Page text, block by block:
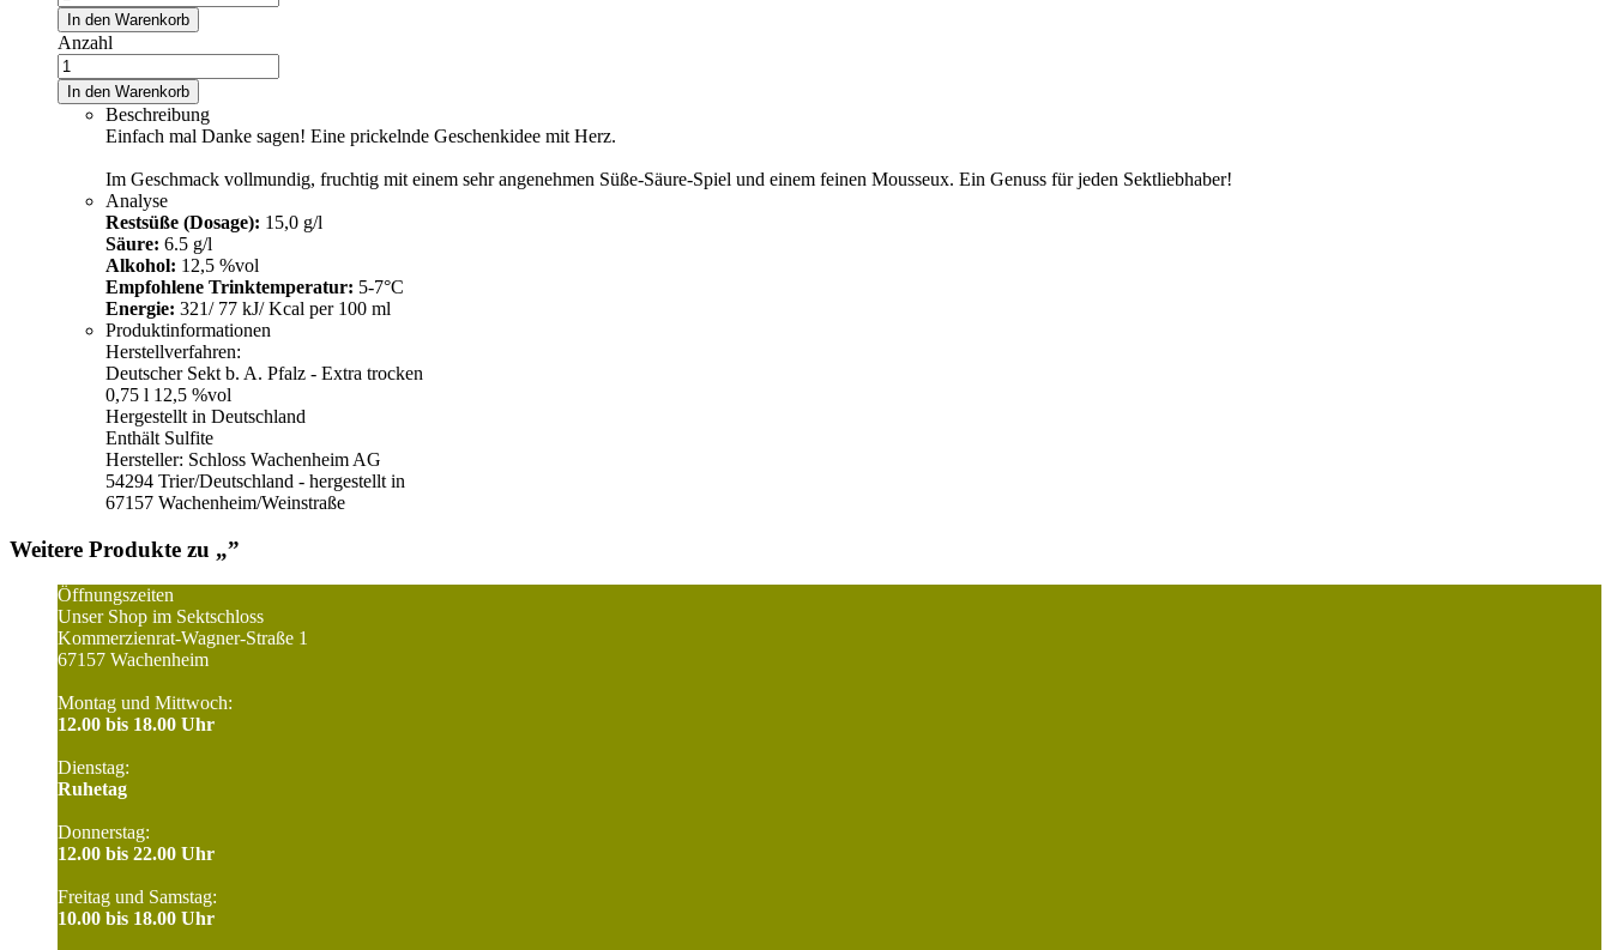
In den Warenkorb
Anzahl
In den Warenkorb
Beschreibung
Einfach mal Danke sagen! Eine prickelnde Geschenkidee mit Herz.
Im Geschmack vollmundig, fruchtig mit einem sehr angenehmen Süße-Säure-Spiel und einem feinen Mousseux. Ein Genuss für jeden Sektliebhaber!
Analyse
Restsüße (Dosage): 15,0 g/l
Säure: 6.5 g/l
Alkohol: 12,5 %vol
Empfohlene Trinktemperatur: 5-7°C
Energie: 321/ 77 kJ/ Kcal per 100 ml
Produktinformationen
Herstellverfahren:
Deutscher Sekt b. A. Pfalz - Extra trocken
0,75 l 12,5 %vol
Hergestellt in Deutschland
Enthält Sulfite
Hersteller: Schloss Wachenheim AG
54294 Trier/Deutschland - hergestellt in
67157 Wachenheim/Weinstraße
Weitere Produkte zu „”
Öffnungszeiten
Unser Shop im Sektschloss
Kommerzienrat-Wagner-Straße 1
67157 Wachenheim
Montag und Mittwoch:
12.00 bis 18.00 Uhr
Dienstag:
Ruhetag
Donnerstag:
12.00 bis 22.00 Uhr
Freitag und Samstag:
10.00 bis 18.00 Uhr